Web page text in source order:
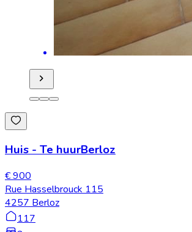
Huis - Te huurBerloz
€ 900
Rue Hasselbrouck 115
4257 Berloz
117